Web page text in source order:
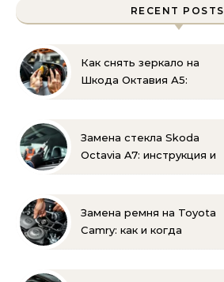
RECENT POSTS
Как снять зеркало на
Шкода Октавия А5:
Замена стекла Skoda
Octavia A7: инструкция и
Замена ремня на Toyota
Camry: как и когда